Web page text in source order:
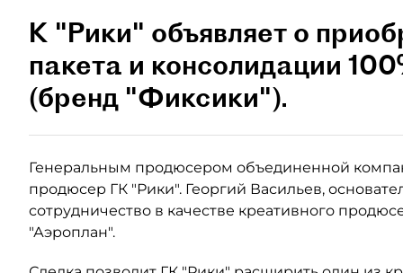
К "Рики" объявляет о
пакета и консолидации
(бренд "Фиксики").
Генеральным продюсером объединенной
продюсер ГК "Рики". Георгий Васильев,
сотрудничество в качестве креативного
"Аэроплан".